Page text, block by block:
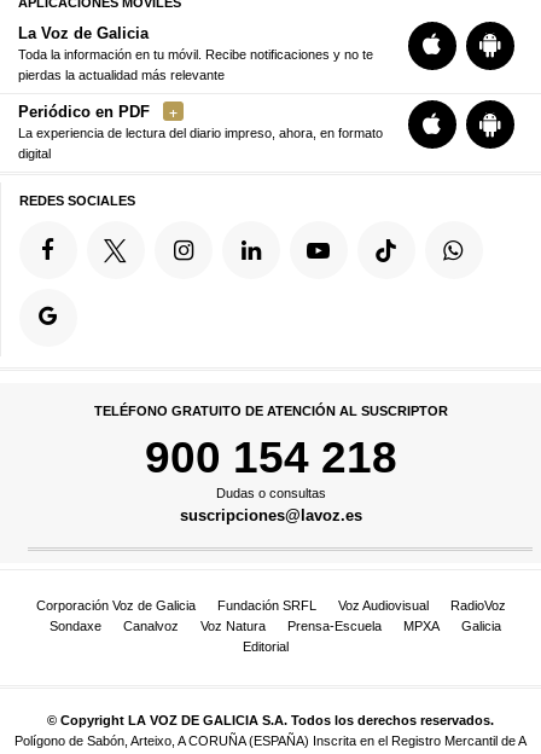
La Voz de Galicia
Toda la información en tu móvil. Recibe notificaciones y no te
pierdas la actualidad más relevante
Periódico en PDF
La experiencia de lectura del diario impreso, ahora, en formato
digital
REDES SOCIALES
TELÉFONO GRATUITO DE ATENCIÓN AL SUSCRIPTOR
900 154 218
Dudas o consultas
suscripciones@lavoz.es
Corporación Voz de Galicia Fundación SRFL Voz Audiovisual
RadioVoz
Sondaxe
Canalvoz Voz Natura Prensa-Escuela MPXA
Galicia
Editorial
© Copyright LA VOZ DE GALICIA S.A. Todos los derechos reservados.
Polígono de Sabón, Arteixo, A CORUÑA (ESPAÑA) Inscrita en el Registro Mercantil de A